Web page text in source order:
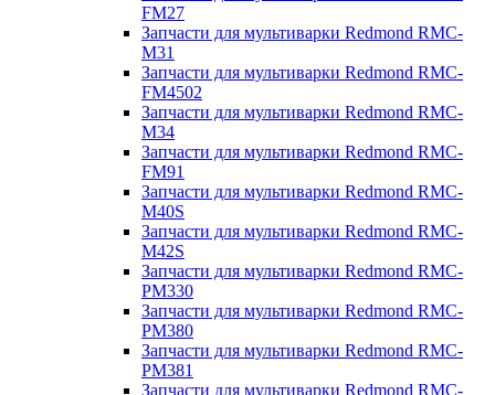
FM27
Запчасти для мультиварки Redmond RMC-
M31
Запчасти для мультиварки Redmond RMC-
FM4502
Запчасти для мультиварки Redmond RMC-
M34
Запчасти для мультиварки Redmond RMC-
FM91
Запчасти для мультиварки Redmond RMC-
M40S
Запчасти для мультиварки Redmond RMC-
M42S
Запчасти для мультиварки Redmond RMC-
PM330
Запчасти для мультиварки Redmond RMC-
PM380
Запчасти для мультиварки Redmond RMC-
PM381
Запчасти для мультиварки Redmond RMC-